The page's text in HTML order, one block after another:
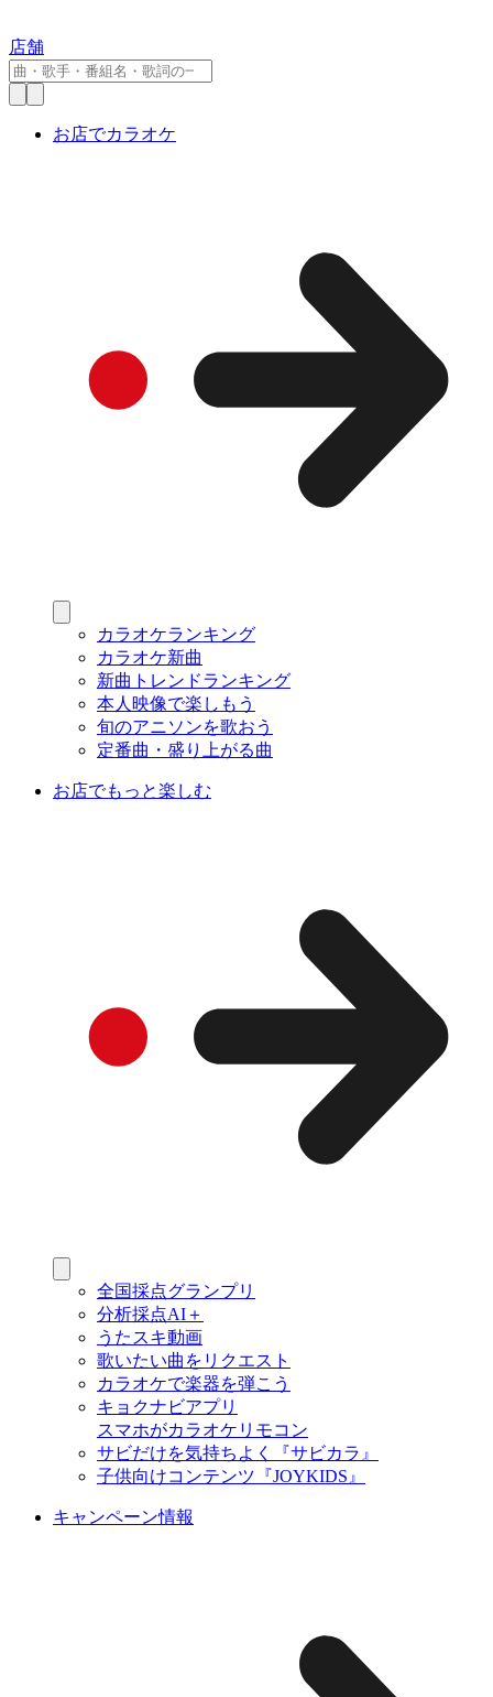
店舗
お店でカラオケ
カラオケランキング
カラオケ新曲
新曲トレンドランキング
本人映像で楽しもう
旬のアニソンを歌おう
定番曲・盛り上がる曲
お店でもっと楽しむ
全国採点グランプリ
分析採点AI＋
うたスキ動画
歌いたい曲をリクエスト
カラオケで楽器を弾こう
キョクナビアプリ
スマホがカラオケリモコン
サビだけを気持ちよく『サビカラ』
子供向けコンテンツ『JOYKIDS』
キャンペーン情報